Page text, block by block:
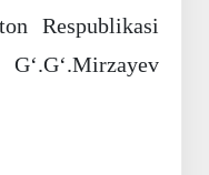
Respublikasi